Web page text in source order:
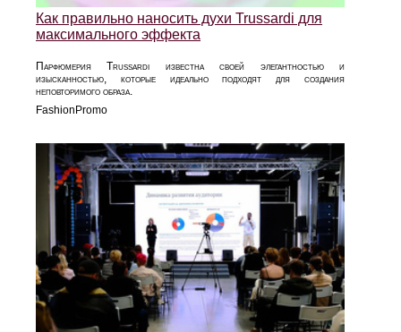
Как правильно наносить духи Trussardi для
максимального эффекта
Парфюмерия Trussardi известна своей элегантностью и
изысканностью, которые идеально подходят для создания
неповторимого образа.
FashionPromo